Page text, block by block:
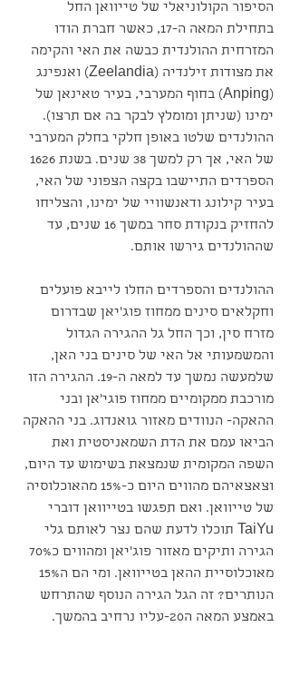
הסיפור הקולוניאלי של טייוואן החל
בתחילת המאה ה-17, כאשר חברת הודו
המזרחית ההולנדית כבשה את האי והקימה
את מצודות זילנדיה (Zeelandia) ואנפינג
(Anping) בחוף המערבי, בעיר טאינאן של
ימינו (שניתן ומומלץ לבקר בה אם תרצו).
ההולנדים שלטו באופן חלקי בחלק המערבי
הספרדים התיישבו בקצה הצפוני של האי,
בעיר קילונג ודאנשוויי של ימינו, והצליחו
להחזיק בנקודת סחר במשך 16 שנים, עד
שההולנדים גירשו אותם.
ההולנדים והספרדים החלו לייבא פועלים
וחקלאים סינים ממחוז פוג'יאן שבדרום
מזרח סין, וכך החל גל ההגירה הגדול
והמשמעותי אל האי של סינים בני האן,
שלמעשה נמשך עד למאה ה-19. ההגירה הזו
מורכבת ממקומיים ממחוז פוגי׳אן ובני
ההאקה- הנוודים מאזור גואנדוג. בני ההאקה
הביאו עמם את הדת השמאניסטית ואת
השפה המקומית שנמצאת בשימוש עד היום,
וצאצאיהם מהווים היום כ-15% מהאוכלוסיה
של טייוואן. ואם תפגשו בטייוואן דוברי
TaiYu תוכלו לדעת שהם נצר לאותם גלי
הנותרים? זה הגל הגירה הנוסף שהתרחש
באמצע המאה ה20-עליו נרחיב בהמשך.